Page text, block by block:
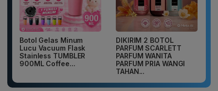
Botol Gelas Minum
Lucu Vacuum Flask
Stainless TUMBLER
900ML Coffee...
DIKIRIM 2 BOTOL
PARFUM SCARLETT
PARFUM WANITA
PARFUM PRIA WANGI
TAHAN...